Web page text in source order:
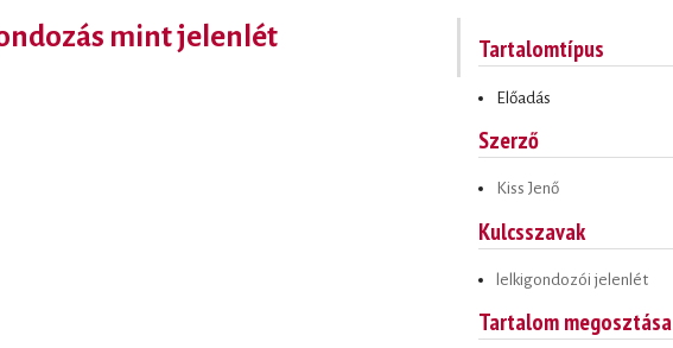
mint jelenlét Tartalomtípus
Előadás
Szerző
Kiss Jenő
Kulcsszavak
lelkigondozói jelenlét
Tartalom megosztása